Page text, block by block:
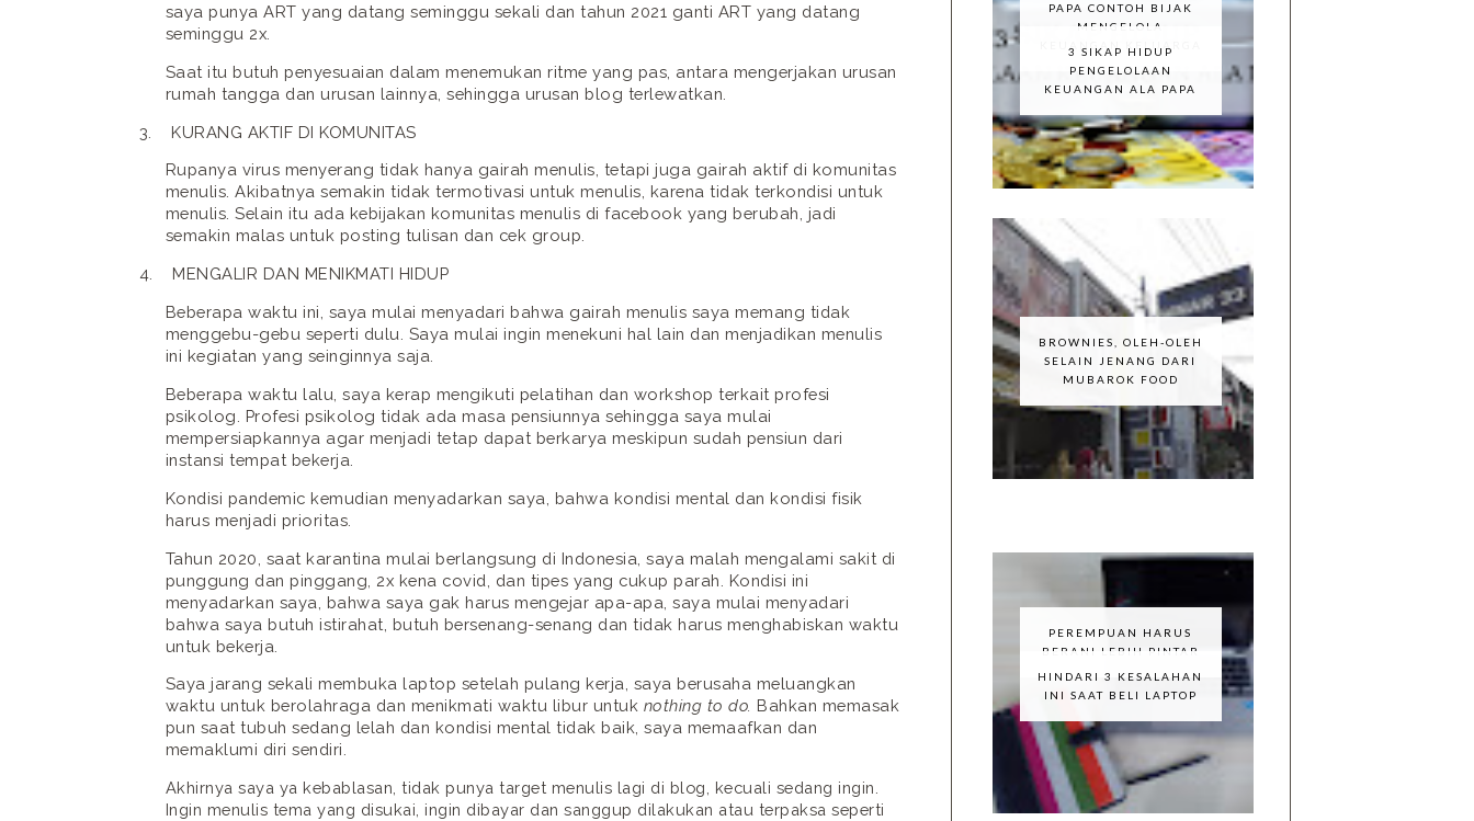
saya punya ART yang datang seminggu sekali dan tahun 2021 ganti ART yang datang
seminggu 2x.
Saat itu butuh penyesuaian dalam menemukan ritme yang pas, antara mengerjakan urusan
rumah tangga dan urusan lainnya, sehingga urusan blog terlewatkan.
3. KURANG AKTIF DI KOMUNITAS
Rupanya virus menyerang tidak hanya gairah menulis, tetapi juga gairah aktif di komunitas
menulis. Akibatnya semakin tidak termotivasi untuk menulis, karena tidak terkondisi untuk
menulis. Selain itu ada kebijakan komunitas menulis di facebook yang berubah, jadi
semakin malas untuk posting tulisan dan cek group.
4. MENGALIR DAN MENIKMATI HIDUP
Beberapa waktu ini, saya mulai menyadari bahwa gairah menulis saya memang tidak
menggebu-gebu seperti dulu. Saya mulai ingin menekuni hal lain dan menjadikan menulis
ini kegiatan yang seinginnya saja.
Beberapa waktu lalu, saya kerap mengikuti pelatihan dan workshop terkait profesi
psikolog. Profesi psikolog tidak ada masa pensiunnya sehingga saya mulai
mempersiapkannya agar menjadi tetap dapat berkarya meskipun sudah pensiun dari
instansi tempat bekerja.
Kondisi pandemic kemudian menyadarkan saya, bahwa kondisi mental dan kondisi fisik
harus menjadi prioritas.
Tahun 2020, saat karantina mulai berlangsung di Indonesia, saya malah mengalami sakit di
punggung dan pinggang, 2x kena covid, dan tipes yang cukup parah. Kondisi ini
menyadarkan saya, bahwa saya gak harus mengejar apa-apa, saya mulai menyadari
bahwa saya butuh istirahat, butuh bersenang-senang dan tidak harus menghabiskan waktu
untuk bekerja.
Saya jarang sekali membuka laptop setelah pulang kerja, saya berusaha meluangkan
waktu untuk berolahraga dan menikmati waktu libur untuk nothing to do. Bahkan memasak
pun saat tubuh sedang lelah dan kondisi mental tidak baik, saya memaafkan dan
memaklumi diri sendiri.
Akhirnya saya ya kebablasan, tidak punya target menulis lagi di blog, kecuali sedang ingin.
Ingin menulis tema yang disukai, ingin dibayar dan sanggup dilakukan atau terpaksa seperti
PAPA CONTOH BIJAK
MENGELOLA
KEUANGAN KELUARGA
3 SIKAP HIDUP
PENGELOLAAN
KEUANGAN ALA PAPA
BROWNIES, OLEH-OLEH
SELAIN JENANG DARI
MUBAROK FOOD
PEREMPUAN HARUS
BERANI LEBIH PINTAR
HINDARI 3 KESALAHAN
INI SAAT BELI LAPTOP